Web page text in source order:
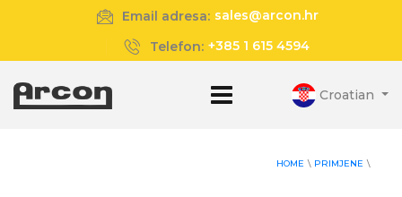
Email adresa: sales@arcon.hr
Telefon: +385 1 615 4594
Croatian
HOME \ PRIMJENE \